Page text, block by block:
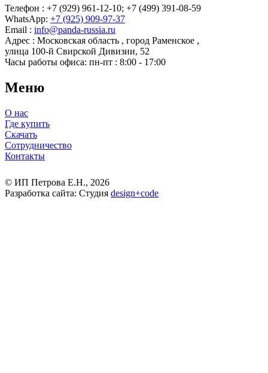
Телефон : +7 (929) 961-12-10; +7 (499) 391-08-59
WhatsApp: +7 (925) 909-97-37
Email : info@panda-russia.ru
Адрес : Московская область , город Раменское ,
улица 100-й Свирской Дивизии, 52
Часы работы офиса: пн-пт : 8:00 - 17:00
Меню
О нас
Где купить
Скачать
Сотрудничество
Контакты
© ИП Петрова Е.Н., 2026
Разработка сайта: Студия design+code